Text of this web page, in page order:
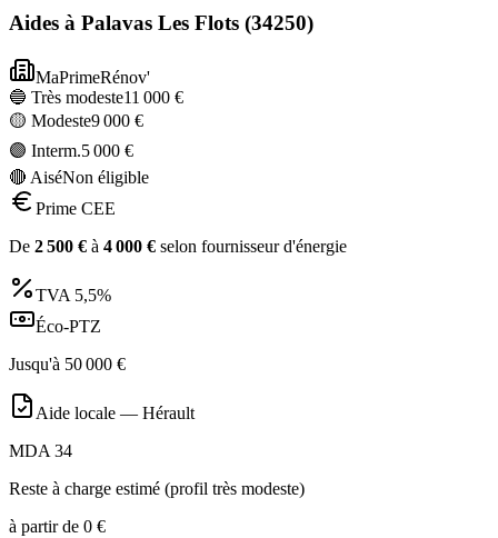
Aides à Palavas Les Flots (34250)
MaPrimeRénov'
🔵 Très modeste11 000 €
🟡 Modeste9 000 €
🟣 Interm.5 000 €
🔴 AiséNon éligible
Prime CEE
De 2 500 € à 4 000 € selon fournisseur d'énergie
TVA 5,5%
Éco-PTZ
Jusqu'à 50 000 €
Aide locale — Hérault
MDA 34
Reste à charge estimé (profil très modeste)
à partir de 0 €